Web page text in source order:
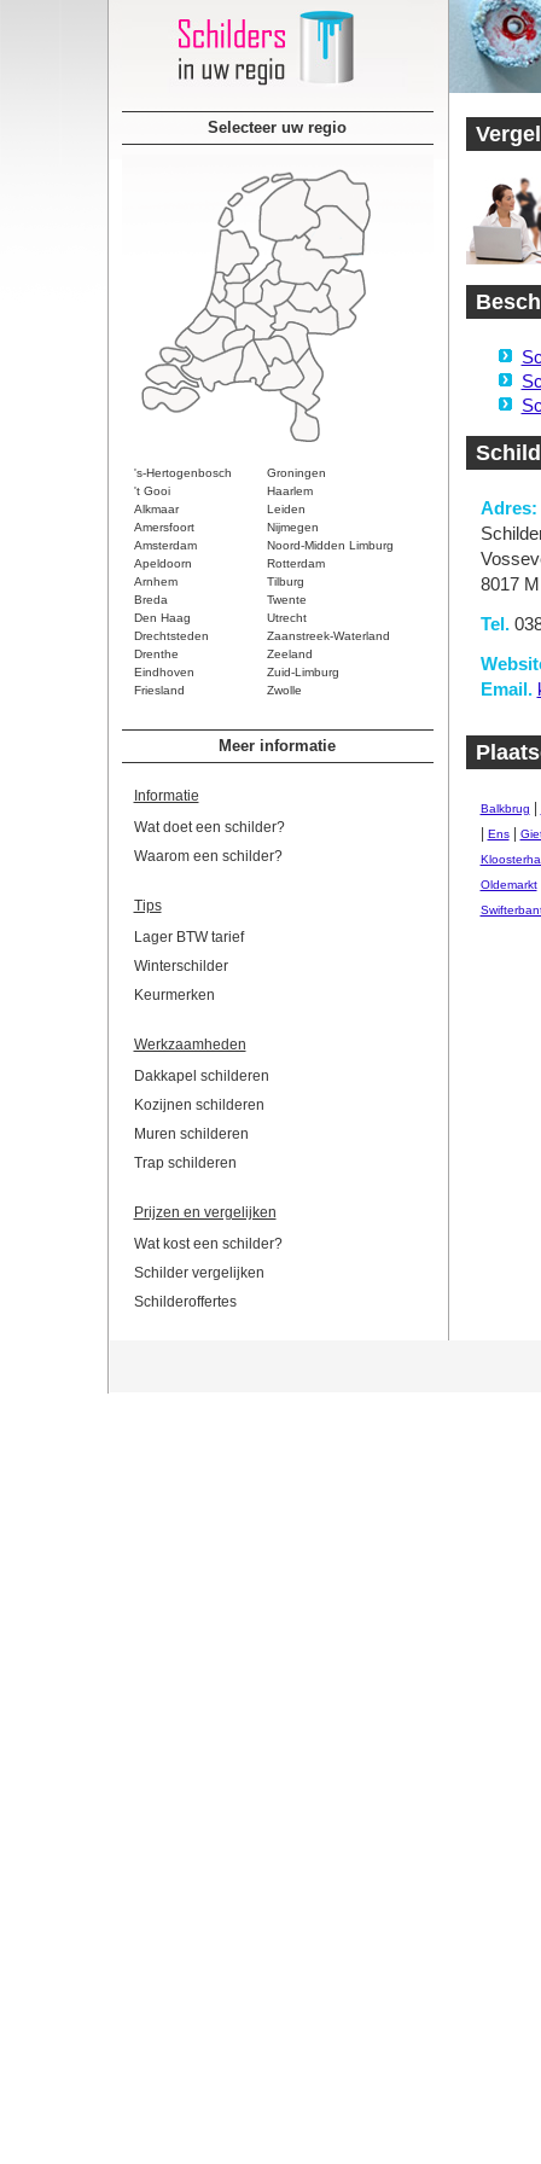
Selecteer uw regio
's-Hertogenbosch
Groningen
't Gooi
Haarlem
Alkmaar
Leiden
Amersfoort
Nijmegen
Amsterdam
Noord-Midden Limburg
Apeldoorn
Rotterdam
Arnhem
Tilburg
Breda
Twente
Den Haag
Utrecht
Drechtsteden
Zaanstreek-Waterland
Drenthe
Zeeland
Eindhoven
Zuid-Limburg
Friesland
Zwolle
Meer informatie
Informatie
Wat doet een schilder?
Waarom een schilder?
Tips
Lager BTW tarief
Winterschilder
Keurmerken
Werkzaamheden
Dakkapel schilderen
Kozijnen schilderen
Muren schilderen
Trap schilderen
Prijzen en vergelijken
Wat kost een schilder?
Schilder vergelijken
Schilderoffertes
Adres:
8017
Tel.
Email.
Balkbrug
Ens|
Oldemarkt